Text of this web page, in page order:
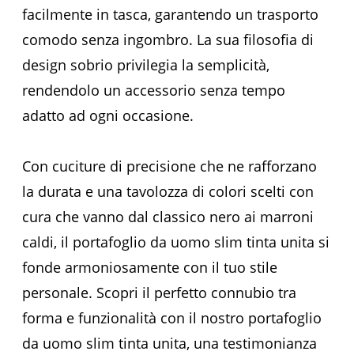
facilmente in tasca, garantendo un trasporto
comodo senza ingombro. La sua filosofia di
design sobrio privilegia la semplicità,
rendendolo un accessorio senza tempo
adatto ad ogni occasione.
Con cuciture di precisione che ne rafforzano
la durata e una tavolozza di colori scelti con
cura che vanno dal classico nero ai marroni
caldi, il portafoglio da uomo slim tinta unita si
fonde armoniosamente con il tuo stile
personale. Scopri il perfetto connubio tra
forma e funzionalità con il nostro portafoglio
da uomo slim tinta unita, una testimonianza